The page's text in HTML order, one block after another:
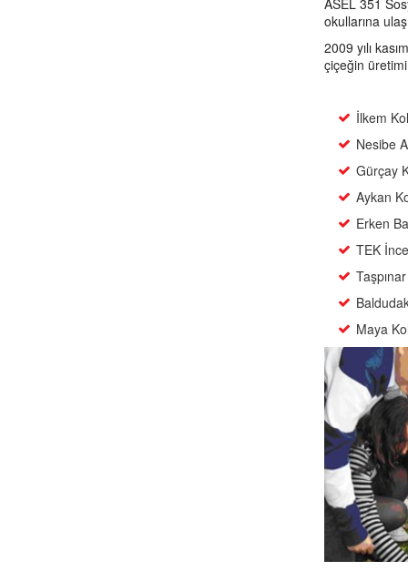
okullarına
2009 yılı
çiçeğin
İlkem
Nesibe
Gürçay
Aykan
Erken
TEK
Maya